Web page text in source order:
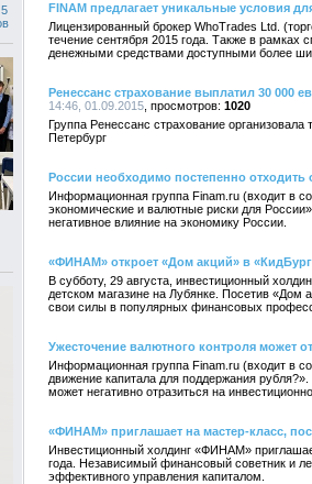
FINAM предлагает уникальные условия
Лицензированный брокер WhoTrades Ltd.
течение сентября 2015 года. Также в рамках
денежными средствами доступными более
Ренессанс страхование выплатил 30 000
14:46, 01.09.2015
1020
Группа Ренессанс страхование
Петербург
России необходимо постепенно
Информационная группа Finam.ru (входит в
экономические и валютные риски для
негативное влияние на экономику России.
«ФИНАМ» откроет «Дом акций» в
В субботу, 29 августа, инвестиционный
детском магазине на Лубянке. Посетив «Дом
свои силы в популярных финансовых
Ужесточение валютного контроля может
Информационная группа Finam.ru (входит в
движение капитала для поддержания
может негативно отразиться на
«ФИНАМ» приглашает на мастер-класс,
Инвестиционный холдинг «ФИНАМ»
года. Независимый финансовый советник и
эффективного управления капиталом.